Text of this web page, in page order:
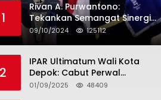
1
Rivan A. Purwantono:
Tekankan Semangat Sinergi
dan Kolaborasi dalam
Rakernas Serikat Pekerja Jasa
09/10/2024 125112
2
IPAR Ultimatum Wali Kota
Depok: Cabut Perwal
Tunjangan DPRD Rp40 Juta
01/09/2025 48409